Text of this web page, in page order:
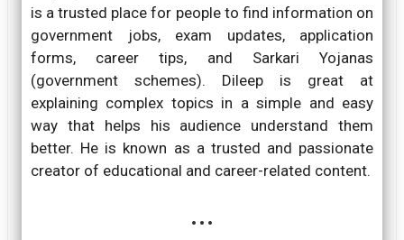
is a trusted place for people to find information on
government jobs, exam updates, application
forms, career tips, and Sarkari Yojanas
(government schemes). Dileep is great at
explaining complex topics in a simple and easy
way that helps his audience understand them
better. He is known as a trusted and passionate
creator of educational and career-related content.
...